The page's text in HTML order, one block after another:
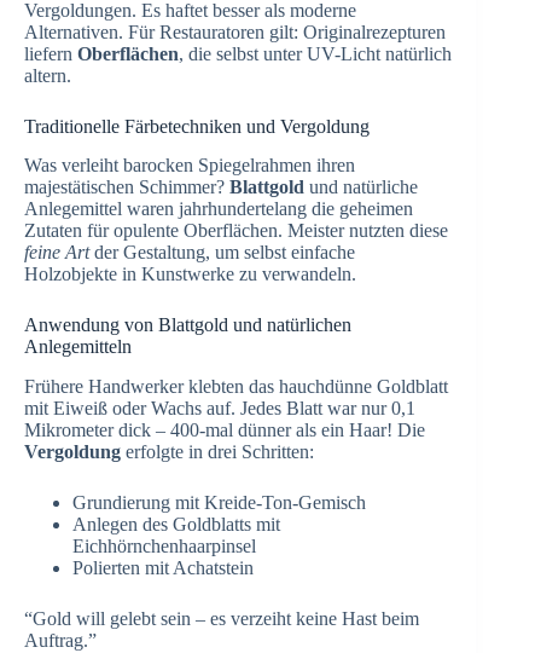
Vergoldungen. Es haftet besser als moderne
Alternativen. Für Restauratoren gilt: Originalrezepturen
liefern Oberflächen, die selbst unter UV-Licht natürlich
altern.
Traditionelle Färbetechniken und Vergoldung
Was verleiht barocken Spiegelrahmen ihren
majestätischen Schimmer? Blattgold und natürliche
Anlegemittel waren jahrhundertelang die geheimen
Zutaten für opulente Oberflächen. Meister nutzten diese
feine Artder Gestaltung, um selbst einfache
Holzobjekte in Kunstwerke zu verwandeln.
Anwendung von Blattgold und natürlichen
Anlegemitteln
Frühere Handwerker klebten das hauchdünne Goldblatt
mit Eiweiß oder Wachs auf. Jedes Blatt war nur 0,1
Mikrometer dick – 400-mal dünner als ein Haar! Die
Vergoldung erfolgte in drei Schritten:
Grundierung mit Kreide-Ton-Gemisch
Anlegen des Goldblatts mit
Eichhörnchenhaarpinsel
Polierten mit Achatstein
“Gold will gelebt sein – es verzeiht keine Hast beim
Auftrag.”